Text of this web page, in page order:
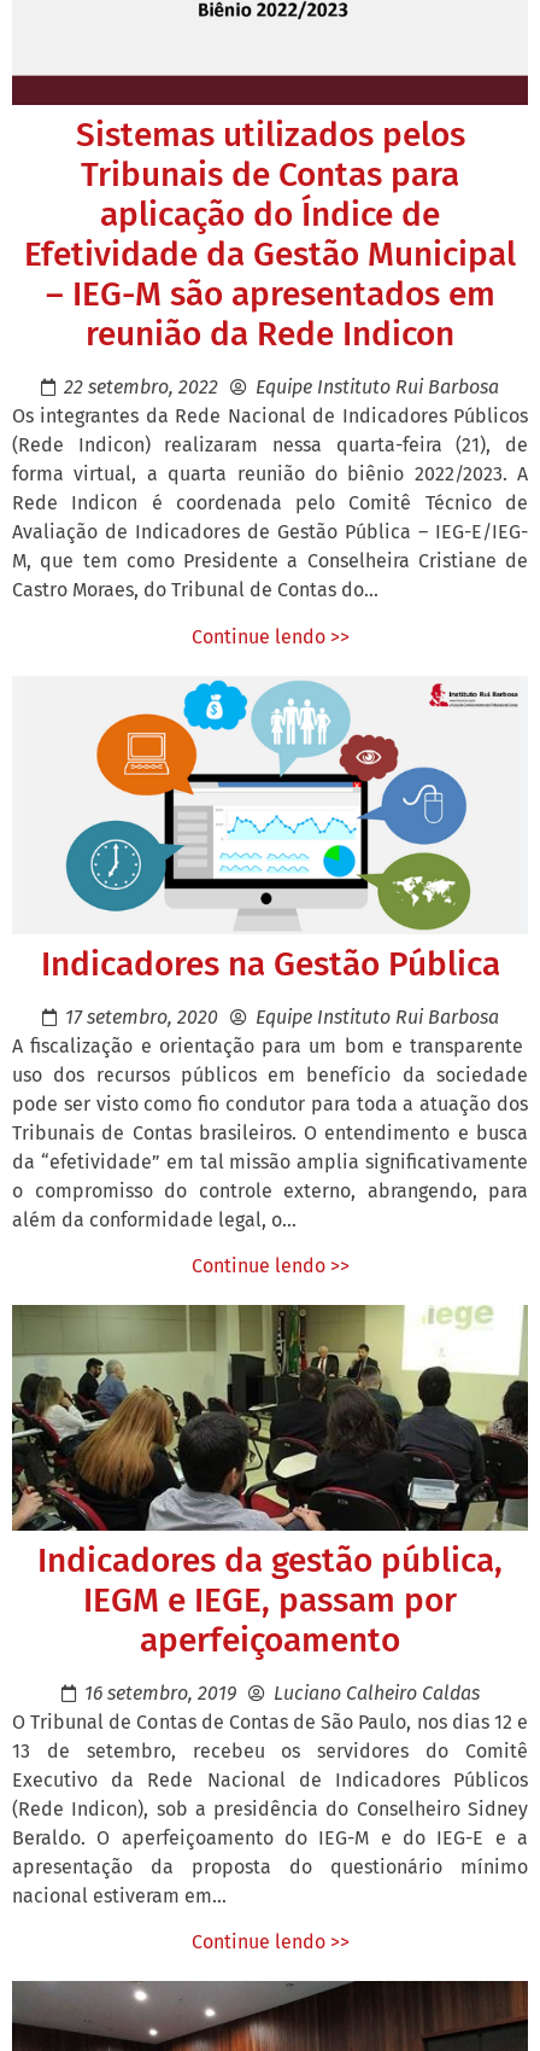
Sistemas utilizados pelos
Tribunais de Contas para
aplicação do Índice de
Efetividade da Gestão Municipal
– IEG-M são apresentados em
reunião da Rede Indicon
22 setembro, 2022
Equipe Instituto Rui Barbosa
Os integrantes da Rede Nacional de Indicadores Públicos
(Rede Indicon) realizaram nessa quarta-feira (21), de
forma virtual, a quarta reunião do biênio 2022/2023. A
Rede Indicon é coordenada pelo Comitê Técnico de
Avaliação de Indicadores de Gestão Pública – IEG-E/IEG-
M, que tem como Presidente a Conselheira Cristiane de
Castro Moraes, do Tribunal de Contas do...
Continue lendo >>
Indicadores na Gestão Pública
17 setembro, 2020
Equipe Instituto Rui Barbosa
A fiscalização e orientação para um bom e transparente
uso dos recursos públicos em benefício da sociedade
pode ser visto como fio condutor para toda a atuação dos
Tribunais de Contas brasileiros. O entendimento e busca
da “efetividade” em tal missão amplia significativamente
o compromisso do controle externo, abrangendo, para
além da conformidade legal, o...
Continue lendo >>
Indicadores da gestão pública,
IEGM e IEGE, passam por
aperfeiçoamento
16 setembro, 2019
Luciano Calheiro Caldas
O Tribunal de Contas de Contas de São Paulo, nos dias 12 e
13 de setembro, recebeu os servidores do Comitê
Executivo da Rede Nacional de Indicadores Públicos
(Rede Indicon), sob a presidência do Conselheiro Sidney
Beraldo. O aperfeiçoamento do IEG-M e do IEG-E e a
apresentação da proposta do questionário mínimo
nacional estiveram em...
Continue lendo >>